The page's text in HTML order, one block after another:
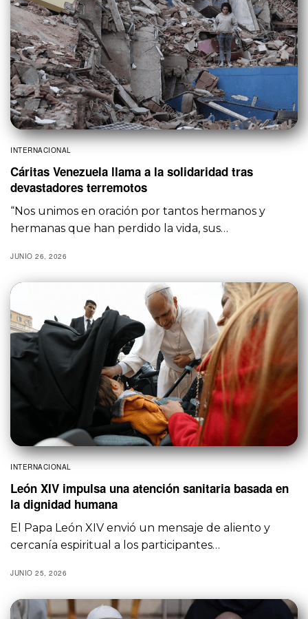
INTERNACIONAL
Cáritas Venezuela llama a la solidaridad tras
devastadores terremotos
“Nos unimos en oración por tantos hermanos y
hermanas que han perdido la vida, sus…
JUNIO 26, 2026
INTERNACIONAL
León XIV impulsa una atención sanitaria basada en
la dignidad humana
El Papa León XIV envió un mensaje de aliento y
cercanía espiritual a los participantes…
JUNIO 25, 2026